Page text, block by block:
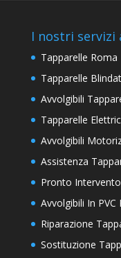
I nostri servizi
Tapparelle Roma
Tapparelle
Avvolgibili
Tapparelle
Avvolgibili
Assistenza
Pronto
Avvolgibili In PVC
Riparazione
Sostituzione